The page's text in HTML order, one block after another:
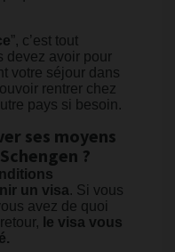
”, c’est tout
devez avoir pour
votre séjour dans
rentrer chez
pays si besoin.
ses moyens
?
un visa. Si vous
avez de quoi
le visa vous